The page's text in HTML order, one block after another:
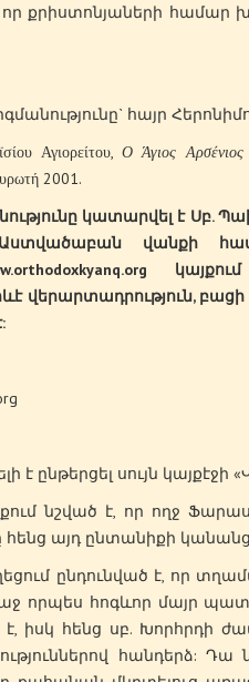
քրիստոնյաների համար
հայր
Αγιορείτου,Ο Άγιος
2001.
կատարվել է Սբ.
Աստվածաբան վանքի
կայքում
վերարտադրություն, բացի
:
է ընթերցել սույն կայքէջի
նշված է, որ ողջ
այդ ընտանիքի
ընդունված է, որ
որպես հոգևոր մայր
իսկ հենց սբ. Խորհրդի
հանդերձ: